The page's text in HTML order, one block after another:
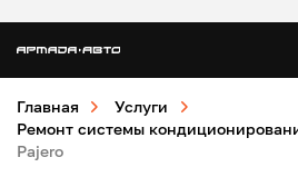
Главная
Услуги
Ремонт системы
Pajero